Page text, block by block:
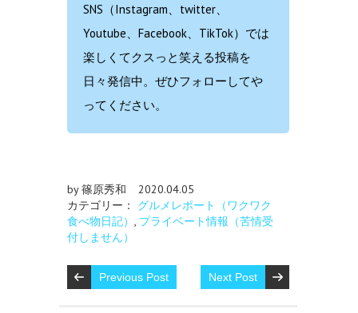
SNS（Instagram、twitter、
Youtube、Facebook、TikTok）では
楽しくてクスっと笑える投稿を
日々発信中。ぜひフォローしてや
ってください。
by 篠原秀和
2020.04.05
カテゴリー： グルメレポート（ワクワク
食べ物日記） , プライベート情報（苦情受
付しません）
Previous Post Next Post